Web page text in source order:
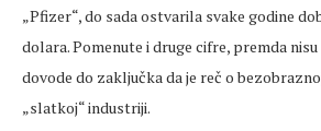
„Pfizer“, do sada ostvarila svake godine
dolara. Pomenute i druge cifre, premda
dovode do zaključka da je reč o
„slatkoj“ industriji.